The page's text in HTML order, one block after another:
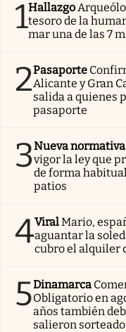
1Hallazgo
tesoro de la
mar una de las 7
2Pasaporte
Alicante y Gran
salida a quienes
pasaporte
3Nueva normativa
vigor la ley que
de forma
patios
4ViralMario,
aguantar la
cubro el alquiler
5Dinamarca
Obligatorio en
años también
salieron